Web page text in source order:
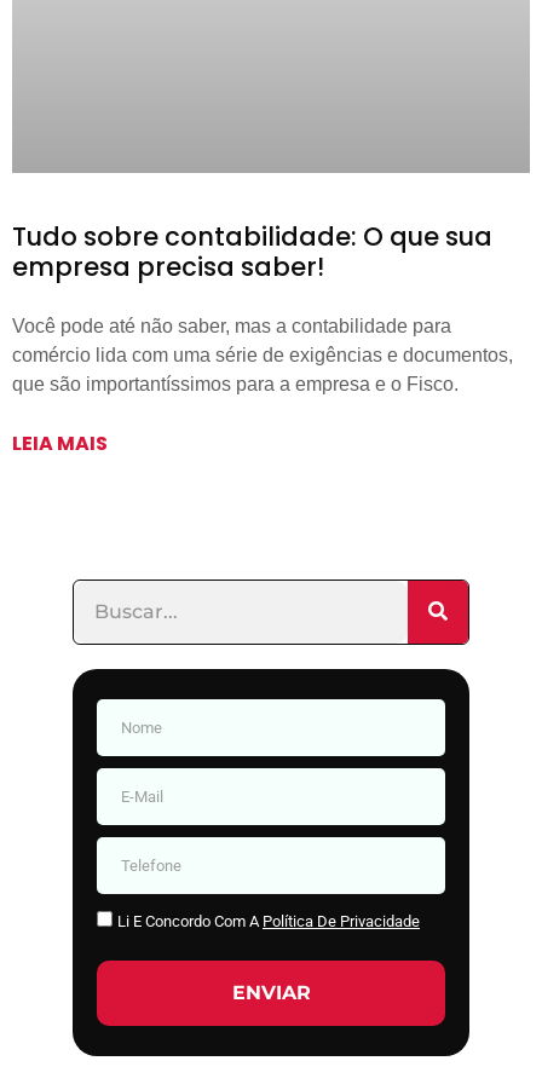
Tudo sobre contabilidade: O que sua
empresa precisa saber!
Você pode até não saber, mas a contabilidade para
comércio lida com uma série de exigências e documentos,
que são importantíssimos para a empresa e o Fisco.
LEIA MAIS
Li E Concordo Com A Política De Privacidade
ENVIAR